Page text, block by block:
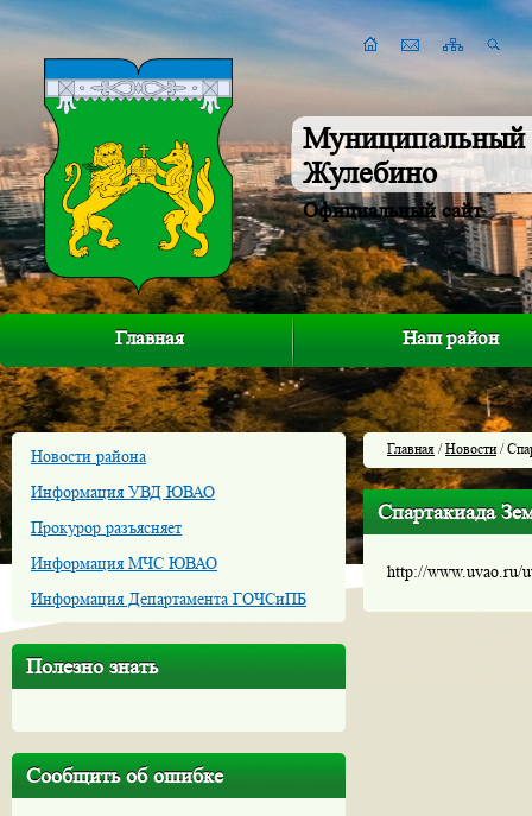
Муниципальный
Жулебино
Официальный сайт
Главная Наш район
Новости района
Информация УВД ЮВАО
Прокурор разъясняет
Информация МЧС ЮВАО
Информация Департамента ГОЧСиПБ
Полезно знать
Сообщить об ошибке
Главная /Новости/
Спартакиада
http://www.uvao.ru/